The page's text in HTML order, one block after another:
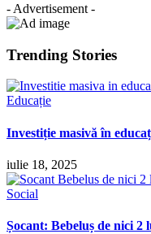
- Advertisement -
Trending Stories
Educație
Investiție masivă în
iulie 18, 2025
Social
Șocant: Bebeluș de nici 2